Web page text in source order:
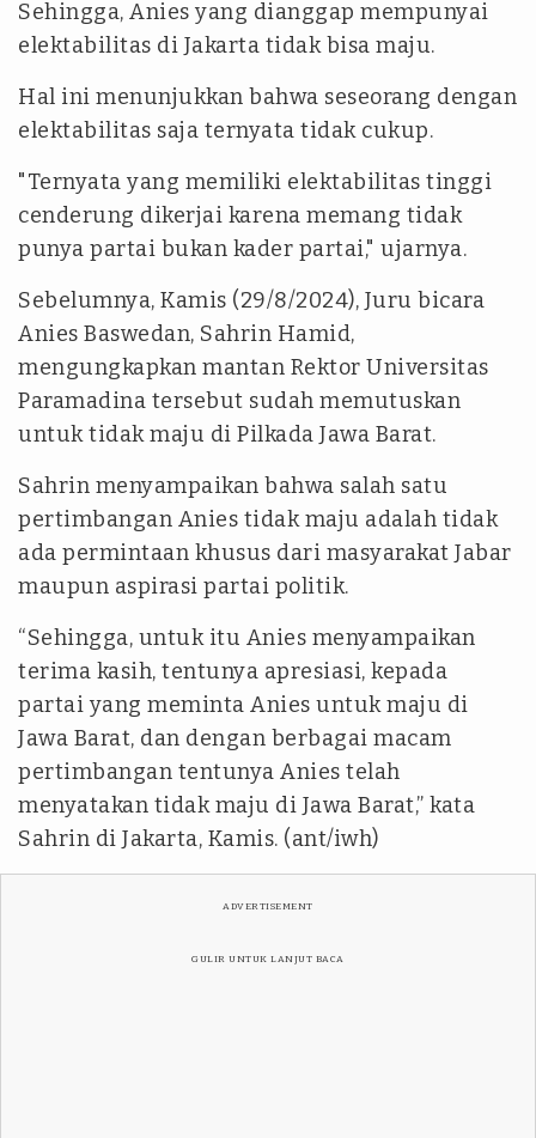
Sehingga, Anies yang dianggap mempunyai
elektabilitas di Jakarta tidak bisa maju.
Hal ini menunjukkan bahwa seseorang dengan
elektabilitas saja ternyata tidak cukup.
"Ternyata yang memiliki elektabilitas tinggi
cenderung dikerjai karena memang tidak
punya partai bukan kader partai," ujarnya.
Sebelumnya, Kamis (29/8/2024), Juru bicara
Anies Baswedan, Sahrin Hamid,
mengungkapkan mantan Rektor Universitas
Paramadina tersebut sudah memutuskan
untuk tidak maju di Pilkada Jawa Barat.
Sahrin menyampaikan bahwa salah satu
pertimbangan Anies tidak maju adalah tidak
ada permintaan khusus dari masyarakat Jabar
maupun aspirasi partai politik.
“Sehingga, untuk itu Anies menyampaikan
terima kasih, tentunya apresiasi, kepada
partai yang meminta Anies untuk maju di
Jawa Barat, dan dengan berbagai macam
pertimbangan tentunya Anies telah
menyatakan tidak maju di Jawa Barat,” kata
Sahrin di Jakarta, Kamis. (ant/iwh)
ADVERTISEMENT
GULIR UNTUK LANJUT BACA